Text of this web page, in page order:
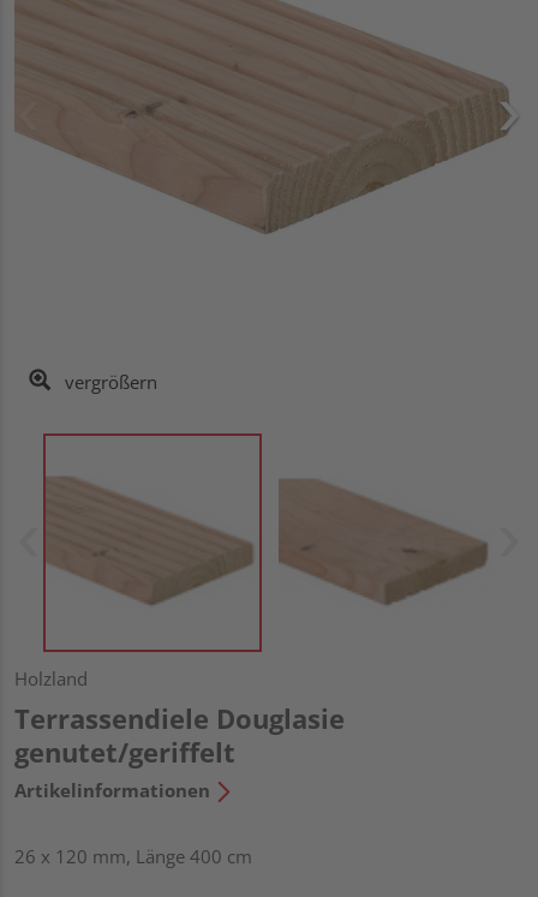
vergrößern
Holzland
Terrassendiele Douglasie
genutet/geriffelt
Artikelinformationen
26 x 120 mm, Länge 400 cm